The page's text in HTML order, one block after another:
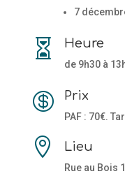
7
 Heure
de 9h30 à
 Prix
PAF : 70€.
 Lieu
Rue au Bois